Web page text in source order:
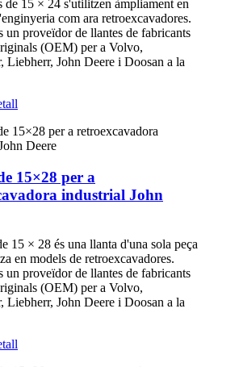
de 15 × 24 s'utilitzen àmpliament en
com ara retroexcavadores.
proveïdor de llantes de fabricants
(OEM) per a Volvo,
Liebherr, John Deere i Doosan a la
15×28 per a
industrial John
15 × 28 és una llanta d'una sola peça
en models de retroexcavadores.
proveïdor de llantes de fabricants
(OEM) per a Volvo,
Liebherr, John Deere i Doosan a la